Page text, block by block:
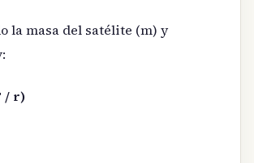
la masa del satélite (m) y
/ r)